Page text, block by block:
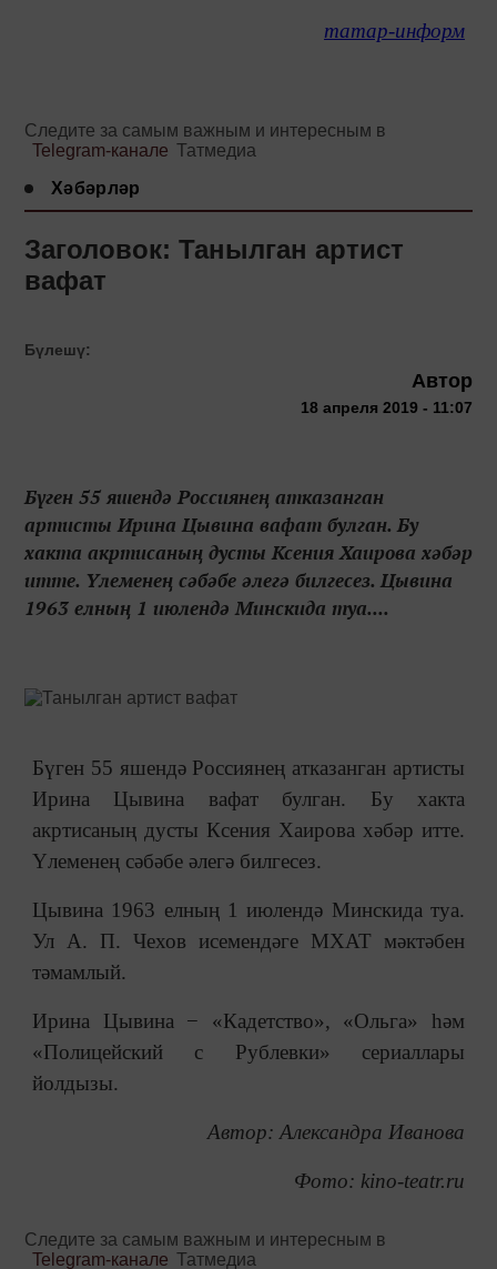
татар-информ
Следите за самым важным и интересным в
Telegram-канале Татмедиа
Хәбәрләр
Заголовок: Танылган артист
вафат
Бүлешү:
Автор
18 апреля 2019 - 11:07
Бүген 55 яшендә Россиянең атказанган
артисты Ирина Цывина вафат булган. Бу
хакта акртисаның дусты Ксения Хаирова хәбәр
итте. Үлеменең сәбәбе әлегә билгесез. Цывина
1963 елның 1 июлендә Минскида туа....
Бүген 55 яшендә Россиянең атказанган артисты
Ирина Цывина вафат булган. Бу хакта
акртисаның дусты Ксения Хаирова хәбәр итте.
Үлеменең сәбәбе әлегә билгесез.
Цывина 1963 елның 1 июлендә Минскида туа.
Ул А. П. Чехов исемендәге МХАТ мәктәбен
тәмамлый.
Ирина Цывина − «Кадетство», «Ольга» һәм
«Полицейский с Рублевки» сериаллары
йолдызы.
Автор: Александра Иванова
Фото: kino-teatr.ru
Следите за самым важным и интересным в
Telegram-канале Татмедиа